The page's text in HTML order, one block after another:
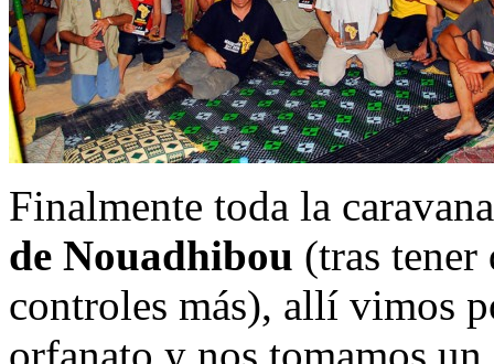
Finalmente toda la
de Nouadhibou (tras tener
controles más), allí vimos
orfanato y nos tomamos